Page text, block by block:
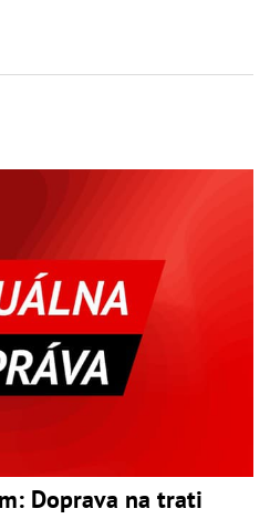
Doprava na trati